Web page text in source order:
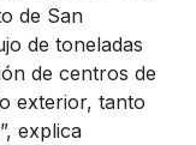
de San
de toneladas
de centros de
exterior, tanto
explica